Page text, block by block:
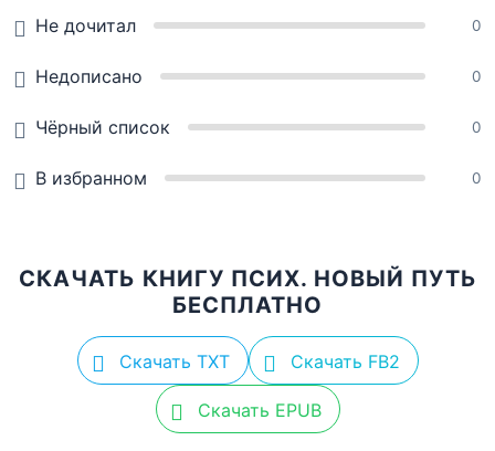
Не дочитал 0
Недописано 0
Чёрный список 0
В избранном 0
СКАЧАТЬ КНИГУ ПСИХ. НОВЫЙ ПУТЬ
БЕСПЛАТНО
Скачать TXT Скачать FB2
Скачать EPUB